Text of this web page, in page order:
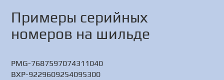
Примеры серийных
номеров на шильде
PMG-7687597074311040
BXP-9229609254095300